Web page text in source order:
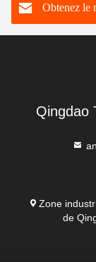
vert 6 a adapté
besoins du
Obtenez le
Qingdao
Zone
de